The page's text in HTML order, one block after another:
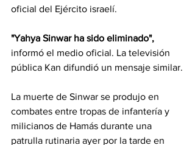
oficial del Ejército israelí.
"Yahya Sinwar ha sido eliminado",
informó el medio oficial. La televisión
pública Kan difundió un mensaje similar.
La muerte de Sinwar se produjo en
combates entre tropas de infantería y
milicianos de Hamás durante una
patrulla rutinaria ayer por la tarde en